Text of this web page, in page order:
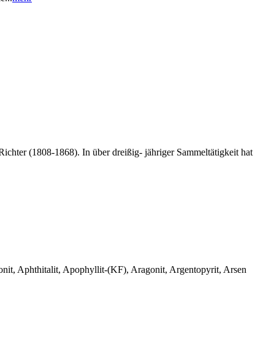
(1808-1868). In über dreißig- jähriger Sammeltätigkeit hat
Aphthitalit, Apophyllit-(KF), Aragonit, Argentopyrit, Arsen